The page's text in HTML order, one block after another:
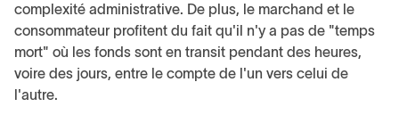
complexité administrative. De plus, le marchand et le
consommateur profitent du fait qu'il n'y a pas de "temps
mort" où les fonds sont en transit pendant des heures,
voire des jours, entre le compte de l'un vers celui de
l'autre.